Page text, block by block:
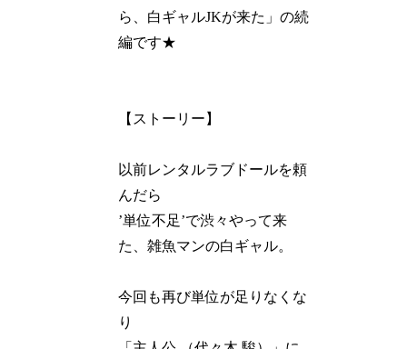
ら、白ギャルJKが来た」の続
編です★
【ストーリー】
以前レンタルラブドールを頼
んだら
’単位不足’で渋々やって来
た、雑魚マンの白ギャル。
今回も再び単位が足りなくな
り